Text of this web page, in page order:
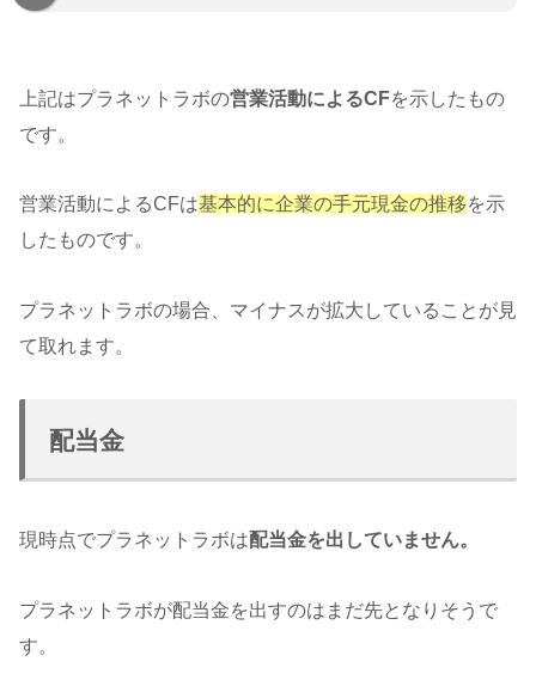
上記はプラネットラボの営業活動によるCFを示したもの
です。
営業活動によるCFは基本的に企業の手元現金の推移を示
したものです。
プラネットラボの場合、マイナスが拡大していることが見
て取れます。
配当金
現時点でプラネットラボは配当金を出していません。
プラネットラボが配当金を出すのはまだ先となりそうで
す。